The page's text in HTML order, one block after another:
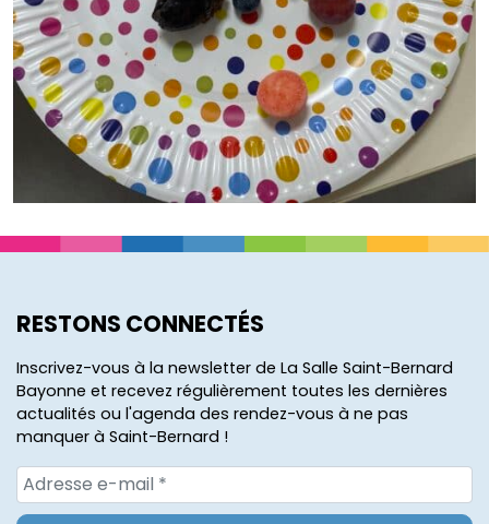
RESTONS CONNECTÉS
Inscrivez-vous à la newsletter de La Salle Saint-Bernard
Bayonne et recevez régulièrement toutes les dernières
actualités ou l'agenda des rendez-vous à ne pas
manquer à Saint-Bernard !